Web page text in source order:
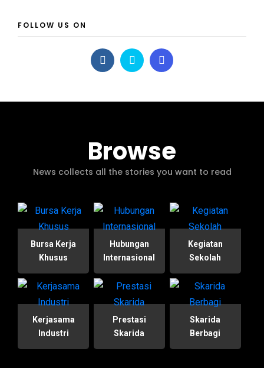
FOLLOW US ON
Browse
News collects all the stories you want to read
Bursa Kerja
Khusus
Hubungan
Internasional
Kegiatan
Sekolah
Kerjasama
Industri
Prestasi
Skarida
Skarida
Berbagi